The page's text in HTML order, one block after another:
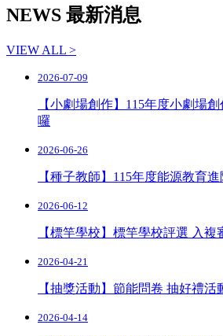
NEWS 最新消息
VIEW ALL >
2026-07-09
【小劇場創作】115年度小劇場
囉
2026-06-26
【種子教師】115年度能源教育
2026-06-12
【標竿學校】標竿學校評選 入複
2026-04-21
【抽獎活動】節能問卷 抽好禮活
2026-04-14